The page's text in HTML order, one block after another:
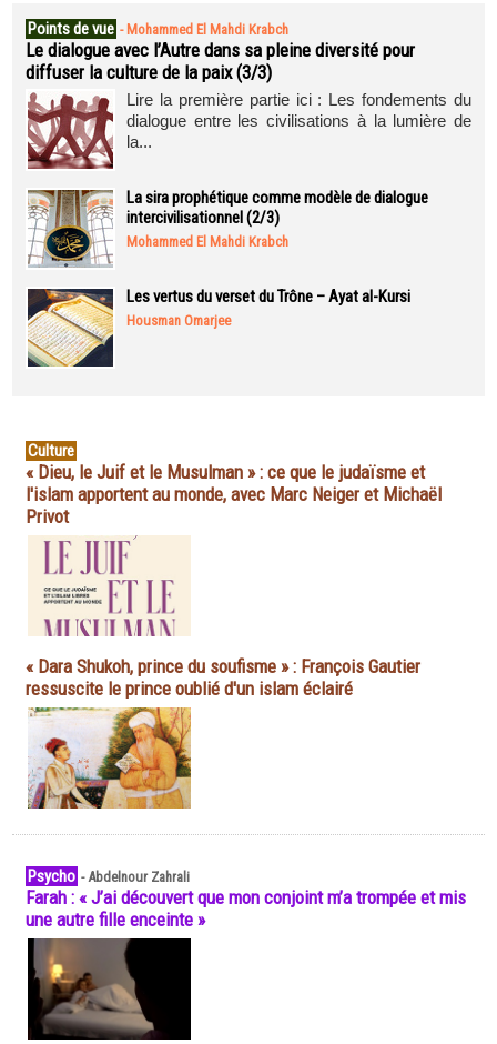
Points de vue - Mohammed El Mahdi Krabch
Le dialogue avec l’Autre dans sa pleine diversité pour
diffuser la culture de la paix (3/3)
Lire la première partie ici : Les fondements du
dialogue entre les civilisations à la lumière de
la...
La sira prophétique comme modèle de dialogue
intercivilisationnel (2/3)
Mohammed El Mahdi Krabch
Les vertus du verset du Trône – Ayat al-Kursi
Housman Omarjee
Culture
« Dieu, le Juif et le Musulman » : ce que le judaïsme et
l'islam apportent au monde, avec Marc Neiger et Michaël
Privot
« Dara Shukoh, prince du soufisme » : François Gautier
ressuscite le prince oublié d'un islam éclairé
Psycho -Abdelnour Zahrali
Farah : « J’ai découvert que mon conjoint m’a trompée et mis
une autre fille enceinte »